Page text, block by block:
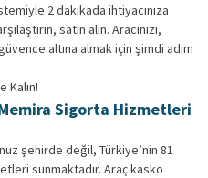
2 dakikada ihtiyacınıza
satın alın. Aracınızı,
altına almak için şimdi adım
Kalın!
Sigorta Hizmetleri
şehirde değil, Türkiye’nin 81
sunmaktadır. Araç kasko